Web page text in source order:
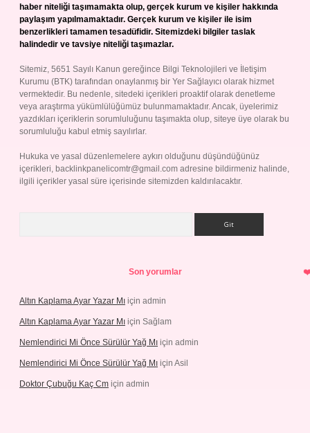
haber niteliği taşımamakta olup, gerçek kurum ve kişiler hakkında
paylaşım yapılmamaktadır. Gerçek kurum ve kişiler ile isim
benzerlikleri tamamen tesadüfidir. Sitemizdeki bilgiler taslak
halindedir ve tavsiye niteliği taşımazlar.
Sitemiz, 5651 Sayılı Kanun gereğince Bilgi Teknolojileri ve İletişim
Kurumu (BTK) tarafından onaylanmış bir Yer Sağlayıcı olarak hizmet
vermektedir. Bu nedenle, sitedeki içerikleri proaktif olarak denetleme
veya araştırma yükümlülüğümüz bulunmamaktadır. Ancak, üyelerimiz
yazdıkları içeriklerin sorumluluğunu taşımakta olup, siteye üye olarak bu
sorumluluğu kabul etmiş sayılırlar.
Hukuka ve yasal düzenlemelere aykırı olduğunu düşündüğünüz
içerikleri, backlinkpanelicomtr@gmail.com adresine bildirmeniz halinde,
ilgili içerikler yasal süre içerisinde sitemizden kaldırılacaktır.
Son yorumlar
Altın Kaplama Ayar Yazar Mı için admin
Altın Kaplama Ayar Yazar Mı için Sağlam
Nemlendirici Mi Önce Sürülür Yağ Mı için admin
Nemlendirici Mi Önce Sürülür Yağ Mı için Asil
Doktor Çubuğu Kaç Cm için admin